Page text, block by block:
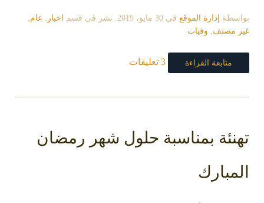
بواسطة إدارة الموقع في 30 مايو، 2019 . نشر في قسم اخبار عام
غير مصنف
وفيات
متابعة القراءة 3 تعليقات
تهنئة بمناسبة حلول شهر رمضان
المبارك